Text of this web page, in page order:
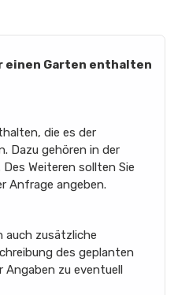
einen Garten enthalten
die es der
Dazu gehören in der
Weiteren sollten Sie
Anfrage angeben.
auch zusätzliche
des geplanten
zu eventuell